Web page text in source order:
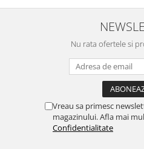
Nu rata ofertele si
Vreau sa primesc
magazinului. Afla mai
Confidentialitate